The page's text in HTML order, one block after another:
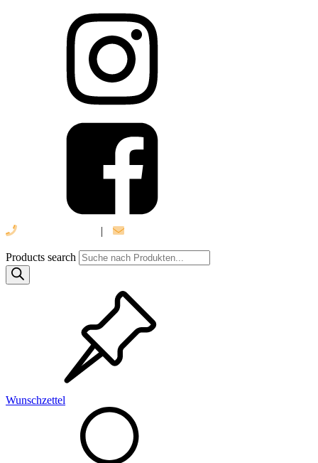
|
Products search
Wunschzettel